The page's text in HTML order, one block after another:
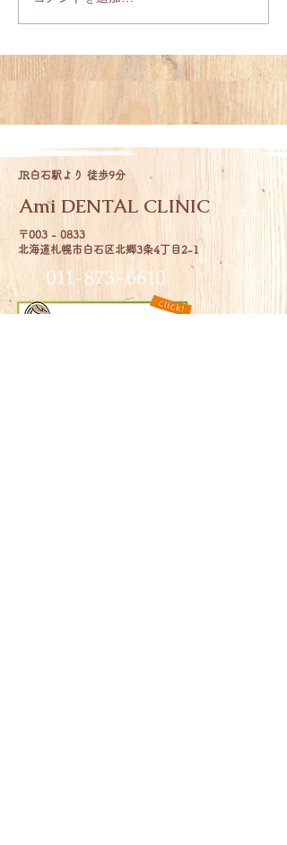
8月4日（火）休診のお知
JR白石駅より 徒歩9分
Ami DENTAL CLINIC
〒003 - 0833
北海道札幌市白石区北郷3条4丁目2-1